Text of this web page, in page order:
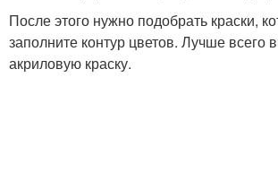
После этого нужно подобрать краски,
заполните контур цветов. Лучше всего
акриловую краску.